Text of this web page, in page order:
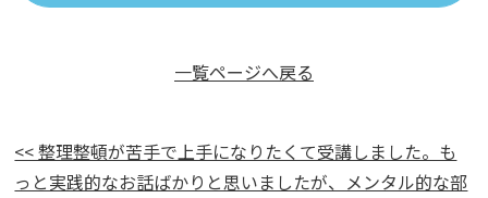
一覧ページへ戻る
<< 整理整頓が苦手で上手になりたくて受講しました。も
っと実践的なお話ばかりと思いましたが、メンタル的な部